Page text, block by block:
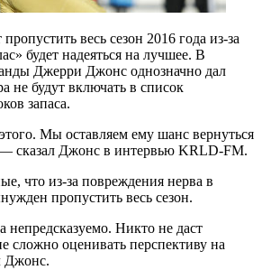
весь сезон 2016 года из-за
будет надеяться на лучшее. В
Джерри Джонс однозначно дал
не будут включать в список
запаса.
Мы оставляем ему шанс вернуться
сказал Джонс в интервью KRLD-FM.
что из-за повреждения нерва в
пропустить весь сезон.
непредсказуемо. Никто не даст
сложно оценивать перспективу на
Джонс.